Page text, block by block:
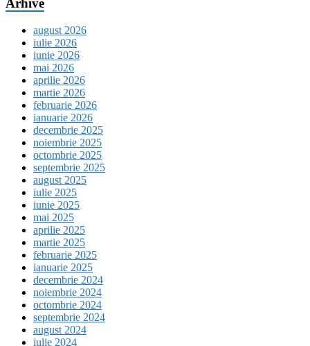
Arhive
august 2026
iulie 2026
iunie 2026
mai 2026
aprilie 2026
martie 2026
februarie 2026
ianuarie 2026
decembrie 2025
noiembrie 2025
octombrie 2025
septembrie 2025
august 2025
iulie 2025
iunie 2025
mai 2025
aprilie 2025
martie 2025
februarie 2025
ianuarie 2025
decembrie 2024
noiembrie 2024
octombrie 2024
septembrie 2024
august 2024
iulie 2024